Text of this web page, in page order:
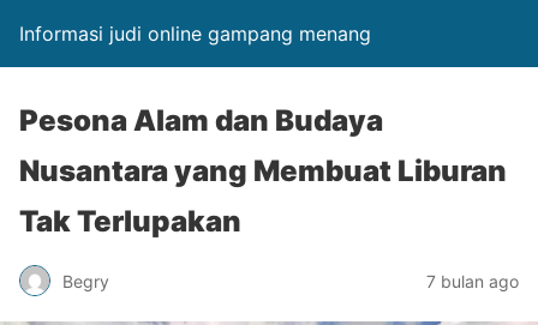
Informasi judi online gampang menang
Pesona Alam dan Budaya
Nusantara yang Membuat Liburan
Tak Terlupakan
Begry 7 bulan ago